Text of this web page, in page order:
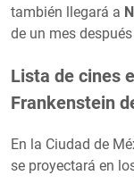
también llegará a
de un mes
Lista de cines
Frankenstein
En la Ciudad de
se proyectará en